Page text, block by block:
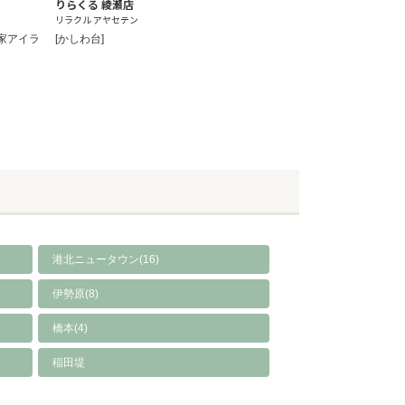
アイラ
りらくる 綾瀬店
リラクル アヤセテン
[かしわ台]
港北ニュータウン(16)
伊勢原(8)
橋本(4)
稲田堤